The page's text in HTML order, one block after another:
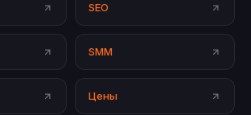
SEO
SMM
Цены